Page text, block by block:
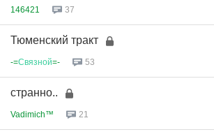
146421 37
Тюменский тракт
-=Связной=- 53
странно..
Vadimich™ 21